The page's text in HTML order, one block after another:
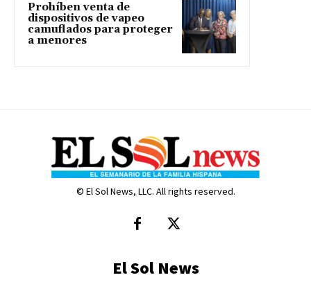
Prohíben venta de
dispositivos de vapeo
camuflados para proteger
a menores
© El Sol News, LLC. All rights reserved.
El Sol News